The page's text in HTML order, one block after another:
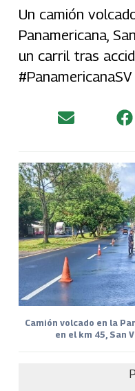
Un camión
Panamericana,
un carril tras
#PanamericanaSV
Camión volcado en la
en el km 45, San